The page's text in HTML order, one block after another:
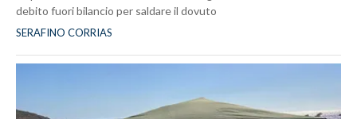
debito fuori bilancio per saldare il dovuto
SERAFINO CORRIAS